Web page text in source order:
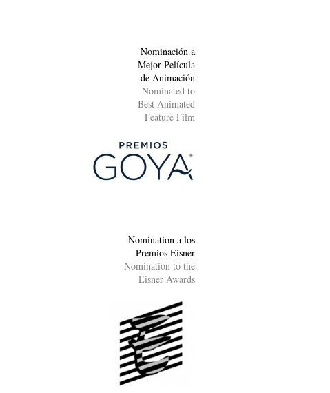
Nominación a
Mejor Película
de Animación
Nominated to
Best Animated
Feature Film
Nomination a los
Premios Eisner
Nomination to the
Eisner Awards